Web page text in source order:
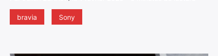
bravia Sony